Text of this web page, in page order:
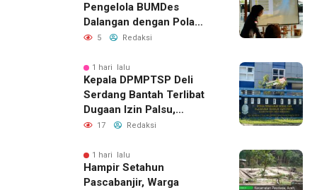
Pengelola BUMDes
Dalangan dengan Pola
Pikir Inovatif
5 Redaksi
1 hari lalu
Kepala DPMPTSP Deli
Serdang Bantah Terlibat
Dugaan Izin Palsu,
Tegaskan Proses
Jalur Resmi
17 Redaksi
1 hari lalu
Hampir Setahun
Pascabanjir, Warga